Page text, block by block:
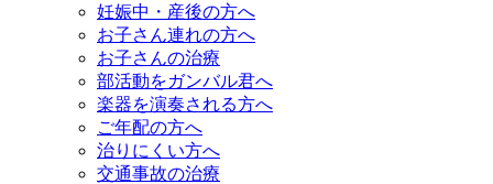
妊娠中・産後の方へ
お子さん連れの方へ
お子さんの治療
部活動をガンバル君へ
楽器を演奏される方へ
ご年配の方へ
治りにくい方へ
交通事故の治療